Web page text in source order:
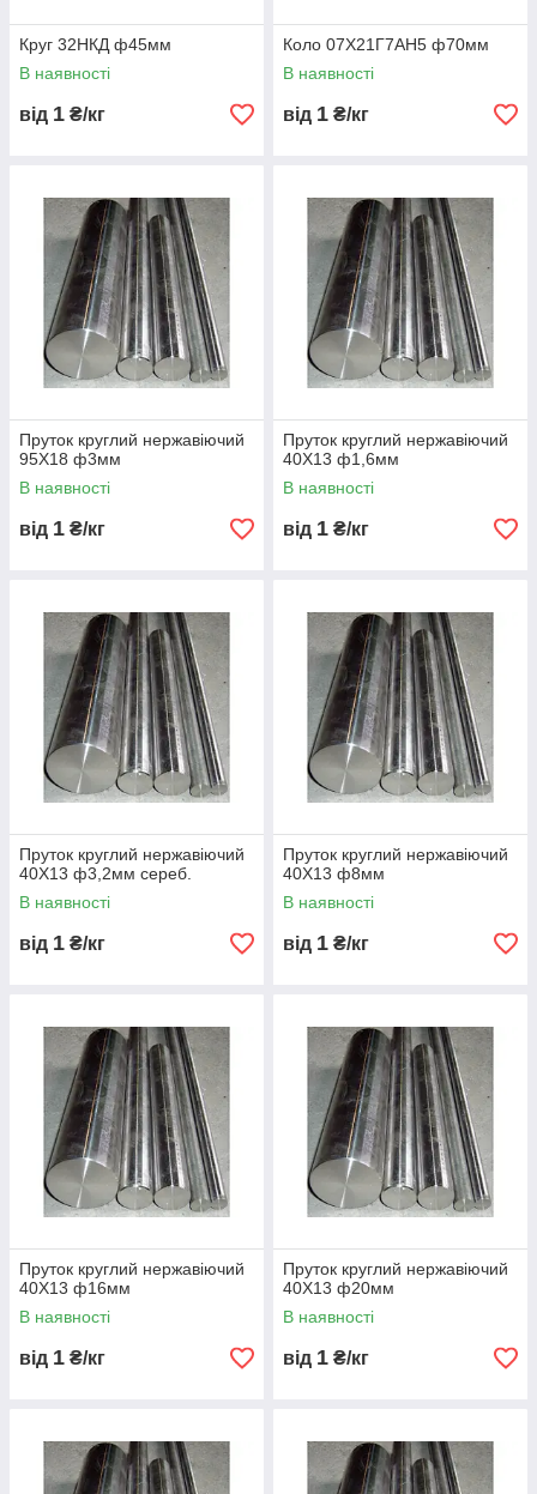
Круг 32НКД ф45мм
В наявності
від 1 ₴/кг
Коло 07Х21Г7АН5 ф70мм
В наявності
від 1 ₴/кг
Пруток круглий нержавіючий
95Х18 ф3мм
В наявності
від 1 ₴/кг
Пруток круглий нержавіючий
40Х13 ф1,6мм
В наявності
від 1 ₴/кг
Пруток круглий нержавіючий
40Х13 ф3,2мм сереб.
В наявності
від 1 ₴/кг
Пруток круглий нержавіючий
40Х13 ф8мм
В наявності
від 1 ₴/кг
Пруток круглий нержавіючий
40Х13 ф16мм
В наявності
від 1 ₴/кг
Пруток круглий нержавіючий
40Х13 ф20мм
В наявності
від 1 ₴/кг